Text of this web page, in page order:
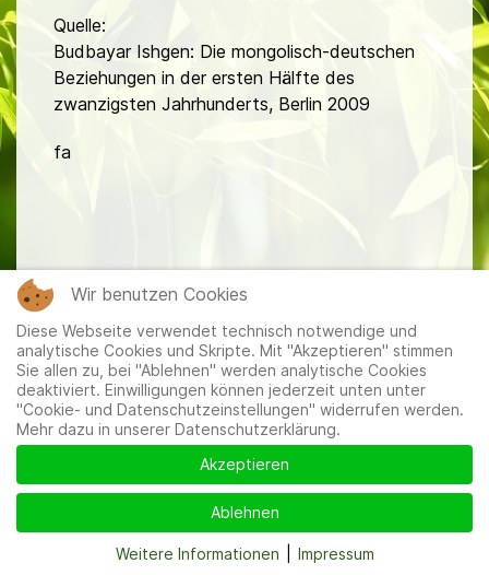
Quelle:
Budbayar Ishgen: Die mongolisch-deutschen
Beziehungen in der ersten Hälfte des
zwanzigsten Jahrhunderts, Berlin 2009
fa
und Datenschutzeinstellungen
Wir benutzen Cookies
Diese Webseite verwendet technisch notwendige und
analytische Cookies und Skripte. Mit "Akzeptieren" stimmen
Sie allen zu, bei "Ablehnen" werden analytische Cookies
deaktiviert. Einwilligungen können jederzeit unten unter
"Cookie- und Datenschutzeinstellungen" widerrufen werden.
Mehr dazu in unserer Datenschutzerklärung.
Akzeptieren
Ablehnen
Weitere Informationen Impressum